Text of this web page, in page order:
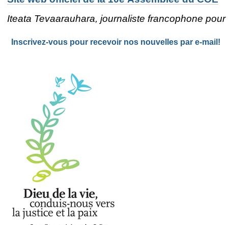
Iteata Tevaarauhara, journaliste francophone
Inscrivez-vous pour recevoir nos nouvelles par e-mail!